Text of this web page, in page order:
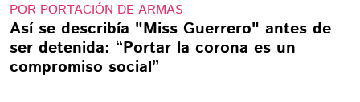
POR PORTACIÓN DE ARMAS
Así se describía "Miss Guerrero" antes de
ser detenida: “Portar la corona es un
compromiso social”